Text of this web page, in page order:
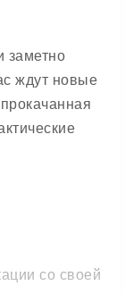
заметно
ждут новые
со своей